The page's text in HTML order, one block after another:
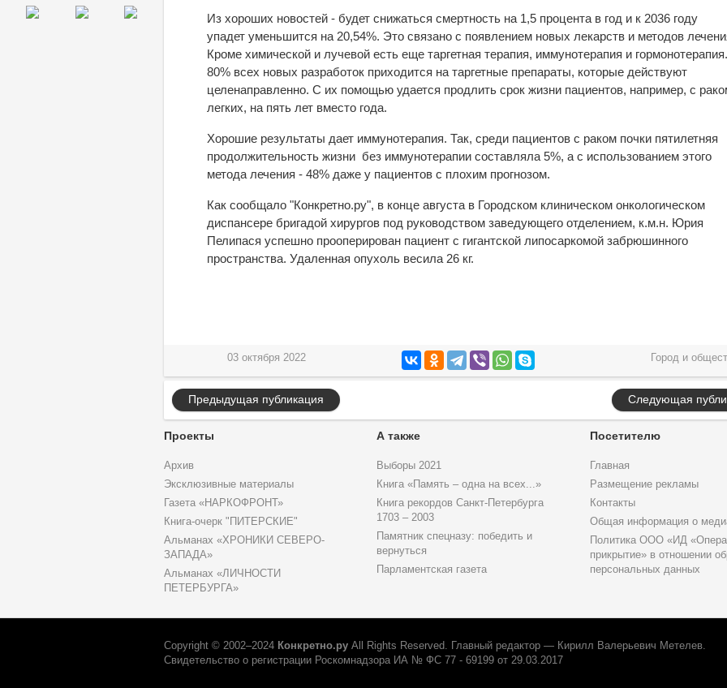
Из хороших новостей - будет снижаться смертность на 1,5 процента в год и к 2036 году
упадет уменьшится на 20,54%. Это связано с появлением новых лекарств и методов
Кроме химической и лучевой есть еще таргетная терапия, иммунотерапия и гормонотерапия.
80% всех новых разработок приходится на таргетные препараты, которые действуют
целенаправленно. С их помощью удается продлить срок жизни пациентов, например, с
легких, на пять лет вместо года.
Хорошие результаты дает иммунотерапия. Так, среди пациентов с раком почки пятилетняя
продолжительность жизни без иммунотерапии составляла 5%, а с использованием этого
метода лечения - 48% даже у пациентов с плохим прогнозом.
Как сообщало "Конкретно.ру", в конце августа в Городском клиническом онкологическом
диспансере бригадой хирургов под руководством заведующего отделением, к.м.н. Юрия
Пелипася успешно прооперирован пациент с гигантской липосаркомой забрюшинного
пространства. Удаленная опухоль весила 26 кг.
Город и
03 октября 2022
Предыдущая публикация Следующая
Проекты
Архив
Эксклюзивные материалы
Газета «НАРКОФРОНТ»
Книга-очерк "ПИТЕРСКИЕ"
Альманах «ХРОНИКИ СЕВЕРО-
ЗАПАДА»
Альманах «ЛИЧНОСТИ
ПЕТЕРБУРГА»
А также
Выборы 2021
Книга «Память – одна на всех...»
Книга рекордов Санкт-Петербурга
1703 – 2003
Памятник спецназу: победить и
вернуться
Парламентская газета
Посетителю
Главная
Размещение рекламы
Контакты
Общая информация о
Политика ООО «ИД
прикрытие» в отношении
персональных данных
Copyright © 2002–2024 Конкретно.руAll Rights Reserved. Главный редактор — Кирилл Валерьевич Метелев.
Свидетельство о регистрации Роскомнадзора ИА № ФС 77 - 69199 от 29.03.2017